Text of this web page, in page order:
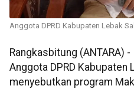
Anggota DPRD Kabupaten Lebak
Rangkasbitung (ANTARA) -
Anggota DPRD Kabupaten
menyebutkan program